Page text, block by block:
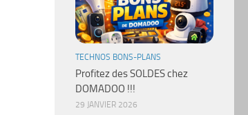
TECHNOS BONS-PLANS
Profitez des SOLDES chez
DOMADOO !!!
29 JANVIER 2026